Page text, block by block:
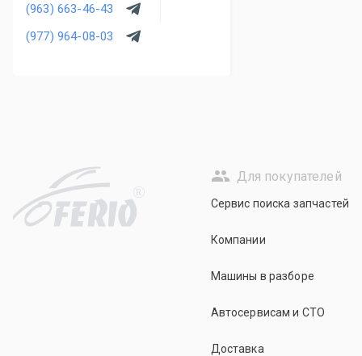
(963) 663-46-43
(977) 964-08-03
R
Для покупателей
Сервис поиска запчастей
Компании
Машины в разборе
Автосервисам и СТО
Доставка